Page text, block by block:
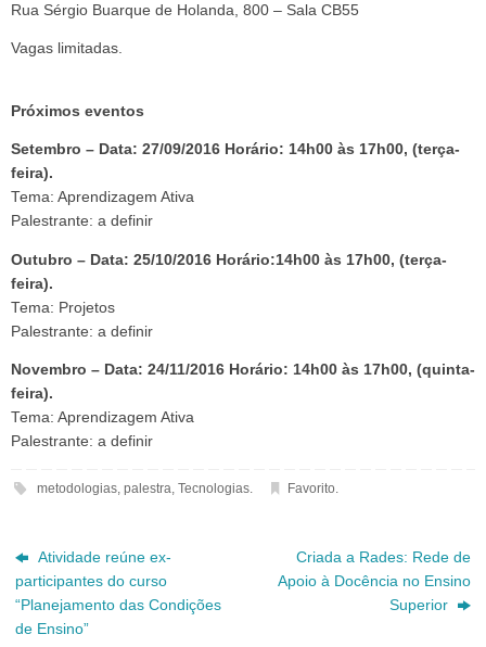
Rua Sérgio Buarque de Holanda, 800 – Sala CB55
Vagas limitadas.
Próximos eventos
Setembro – Data: 27/09/2016 Horário: 14h00 às 17h00, (terça-
feira).
Tema: Aprendizagem Ativa
Palestrante: a definir
Outubro – Data: 25/10/2016 Horário:14h00 às 17h00, (terça-
feira).
Tema: Projetos
Palestrante: a definir
Novembro – Data: 24/11/2016 Horário: 14h00 às 17h00, (quinta-
feira).
Tema: Aprendizagem Ativa
Palestrante: a definir
metodologias, palestra Tecnologias. Favorito
Atividade reúne ex-
participantes do curso
“Planejamento das Condições
de Ensino”
Criada a Rades: Rede de
Apoio à Docência no Ensino
Superior